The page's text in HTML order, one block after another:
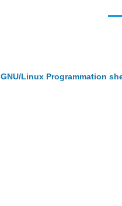
GNU/Linux Programmation